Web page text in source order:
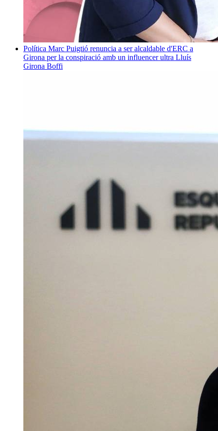
Política Marc Puigtió renuncia a ser alcaldable d'ERC a
Girona per la conspiració amb un influencer ultra Lluís
Girona Boffi